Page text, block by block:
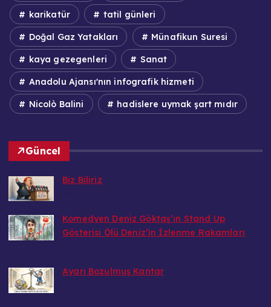
karikatür tatil günleri
Doğal Gaz Yatakları Münafikun Suresi
kaya gezegenleri Sanat
Anadolu Ajansı'nın infografik hizmeti
Nicolò Balini hadislere uymak şart mıdır
Güncel
Biz Biliriz
Komedyen Deniz Göktaş’ın Stand Up
Gösterisi Ölü Deniz’in İzlenme Rakamları
Ayarı Bozulmuş Kantar